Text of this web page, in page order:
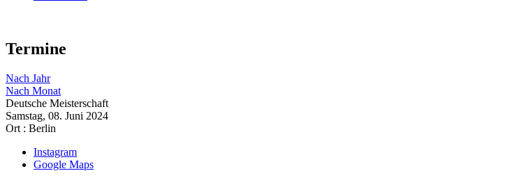
Termine
Nach Jahr
Nach Monat
Deutsche Meisterschaft
Samstag, 08. Juni 2024
Ort : Berlin
Instagram
Google Maps